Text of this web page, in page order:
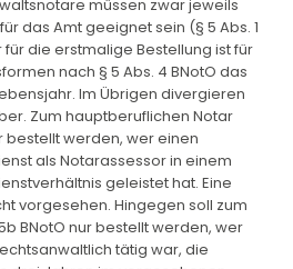
müssen zwar jeweils
das Amt geeignet sein (§ 5 Abs. 1
für die erstmalige Bestellung ist für
nach § 5 Abs. 4 BNotO das
Im Übrigen divergieren
Zum hauptberuflichen Notar
bestellt werden, wer einen
als Notarassessor in einem
geleistet hat. Eine
vorgesehen. Hingegen soll zum
BNotO nur bestellt werden, wer
tätig war, die